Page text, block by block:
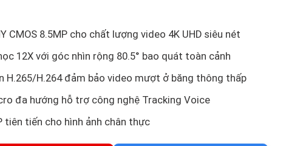
CMOS 8.5MP cho chất lượng video 4K UHD siêu nét
12X với góc nhìn rộng 80.5° bao quát toàn cảnh
H.265/H.264 đảm bảo video mượt ở băng thông thấp
đa hướng hỗ trợ công nghệ Tracking Voice
tiên tiến cho hình ảnh chân thực